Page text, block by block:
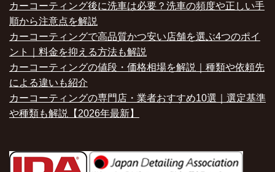
カーコーティング後に洗車は必要？洗車の頻度や正しい手
順から注意点を解説
カーコーティングで高品質かつ安い店舗を選ぶ4つのポイ
ント｜料金を抑える方法も解説
カーコーティングの値段・価格相場を解説｜種類や依頼先
による違いも紹介
カーコーティングの専門店・業者おすすめ10選｜選定基準
や種類も解説【2026年最新】